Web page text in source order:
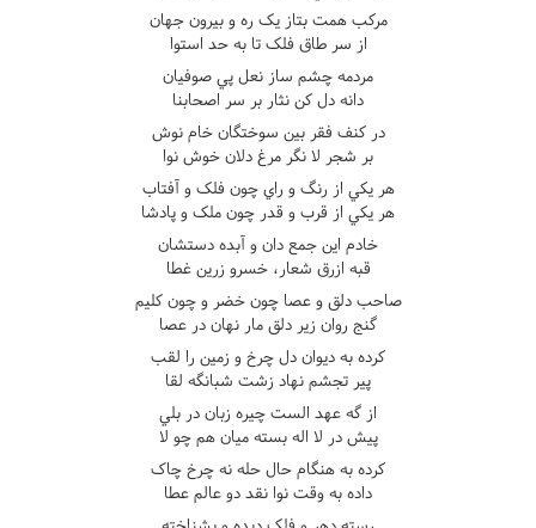
مرکب همت بتاز يک ره و بيرون جهان
از سر طاق فلک تا به حد استوا
مردمه چشم ساز نعل پي صوفيان
دانه دل کن نثار بر سر اصحابنا
در کنف فقر بين سوختگان خام نوش
بر شجر لا نگر مرغ دلان خوش نوا
هر يکي از رنگ و راي چون فلک و آفتاب
هر يکي از قرب و قدر چون ملک و پادشا
خادم اين جمع دان و آبده دستشان
قبه ازرق شعار، خسرو زرين غطا
صاحب دلق و عصا چون خضر و چون کليم
گنج روان زير دلق مار نهان در عصا
کرده به ديوان دل چرخ و زمين را لقب
پير تجشم نهاد زشت شبانگه لقا
از گه عهد الست چيره زبان در بلي
پيش در لا اله بسته ميان هم چو لا
کرده به هنگام حال حله نه چرخ چاک
داده به وقت نوا نقد دو عالم عطا